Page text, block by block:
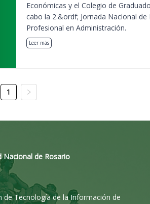
Económicas y el Colegio de
cabo la 2.&ordf; Jornada Nacional
Profesional en Administración.
Leer más
1
Nacional de Rosario
Tecnología de la Información de